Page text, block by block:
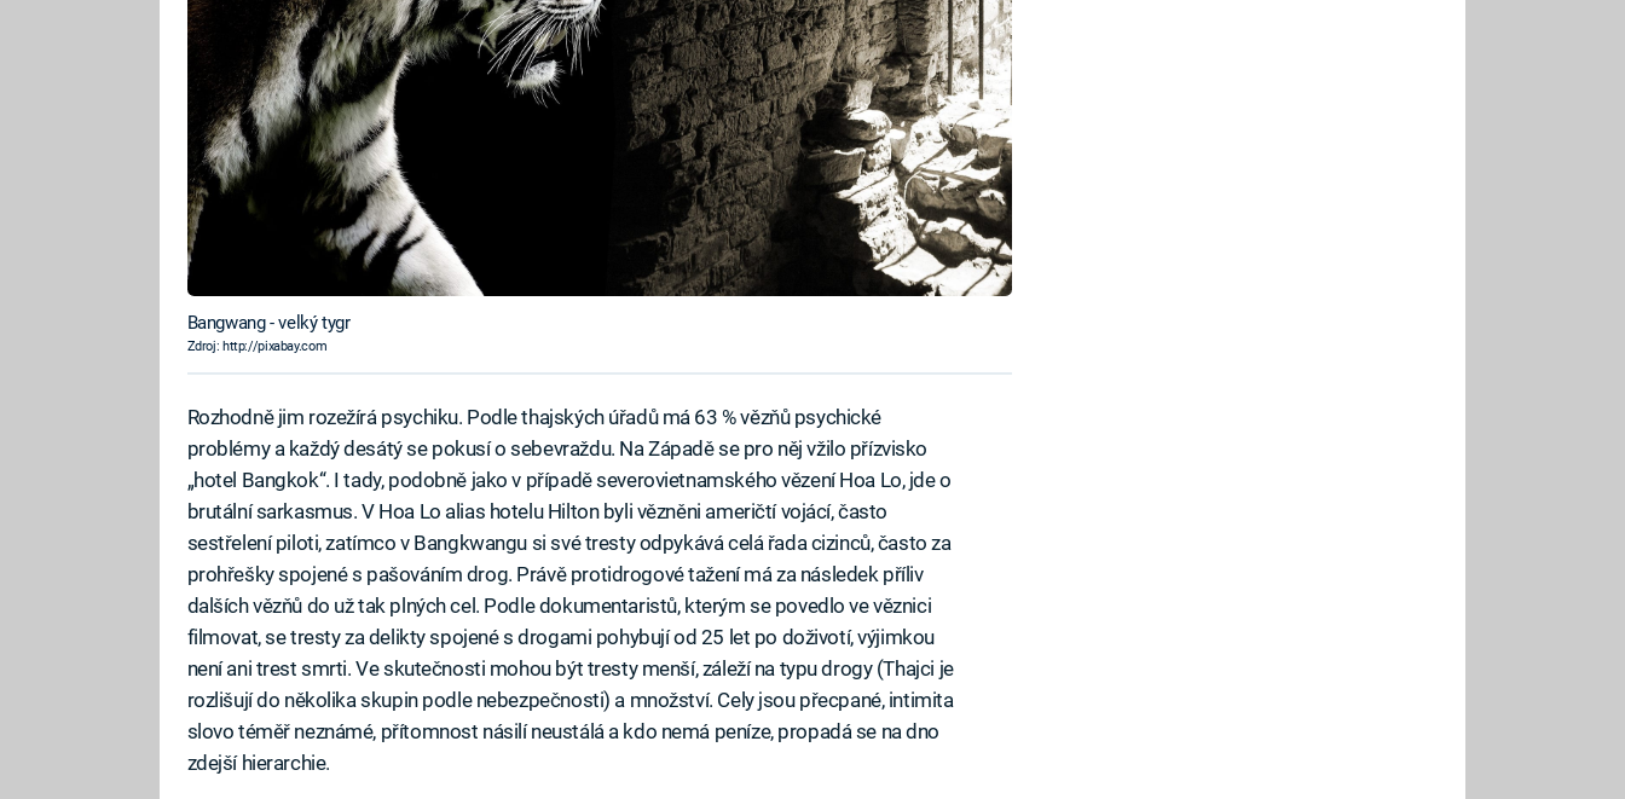
Bangwang - velký tygr
Zdroj: http://pixabay.com
Rozhodně jim rozežírá psychiku. Podle thajských úřadů má 63 % vězňů psychické
problémy a každý desátý se pokusí o sebevraždu. Na Západě se pro něj vžilo přízvisko
„hotel Bangkok“. I tady, podobně jako v případě severovietnamského vězení Hoa Lo, jde o
brutální sarkasmus. V Hoa Lo alias hotelu Hilton byli vězněni američtí vojácí, často
sestřelení piloti, zatímco v Bangkwangu si své tresty odpykává celá řada cizinců, často za
prohřešky spojené s pašováním drog. Právě protidrogové tažení má za následek příliv
dalších vězňů do už tak plných cel. Podle dokumentaristů, kterým se povedlo ve věznici
filmovat, se tresty za delikty spojené s drogami pohybují od 25 let po doživotí, výjimkou
není ani trest smrti. Ve skutečnosti mohou být tresty menší, záleží na typu drogy (Thajci je
rozlišují do několika skupin podle nebezpečnosti) a množství. Cely jsou přecpané, intimita
slovo téměř neznámé, přítomnost násilí neustálá a kdo nemá peníze, propadá se na dno
zdejší hierarchie.